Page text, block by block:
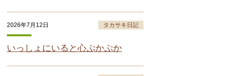
2026年7月12日 タカサキ日記
いっしょにいると心ぷかぷか